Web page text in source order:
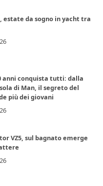
estate da sogno in yacht tra
anni conquista tutti: dalla
di Man, il segreto del
più dei giovani
VZ5, sul bagnato emerge